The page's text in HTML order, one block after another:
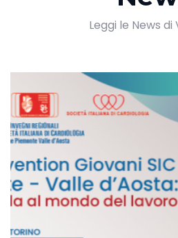
Leggi le News di